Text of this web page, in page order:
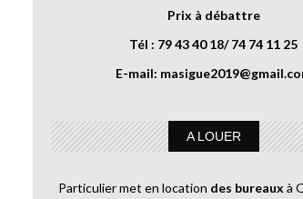
Prix à débattre
Tél : 79 43 40 18/ 74 74 11 25
E-mail:
A LOUER
Particulier met en location des bureaux à